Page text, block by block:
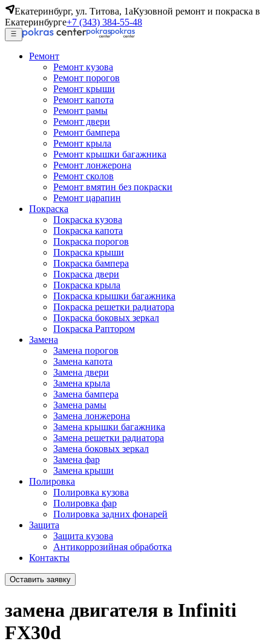
Екатеринбург, ул. Титова, 1аКузовной ремонт и покраска в
Екатеринбурге+7 (343) 384-55-48
Ремонт
Ремонт кузова
Ремонт порогов
Ремонт крыши
Ремонт капота
Ремонт рамы
Ремонт двери
Ремонт бампера
Ремонт крыла
Ремонт крышки багажника
Ремонт лонжерона
Ремонт сколов
Ремонт вмятин без покраски
Ремонт царапин
Покраска
Покраска кузова
Покраска капота
Покраска порогов
Покраска крыши
Покраска бампера
Покраска двери
Покраска крыла
Покраска крышки багажника
Покраска решетки радиатора
Покраска боковых зеркал
Покраска Раптором
Замена
Замена порогов
Замена капота
Замена двери
Замена крыла
Замена бампера
Замена рамы
Замена лонжерона
Замена крышки багажника
Замена решетки радиатора
Замена боковых зеркал
Замена фар
Замена крыши
Полировка
Полировка кузова
Полировка фар
Полировка задних фонарей
Защита
Защита кузова
Антикоррозийная обработка
Контакты
Оставить заявку
замена двигателя в Infiniti
FX30d